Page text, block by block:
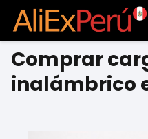
Comprar
inalámbrico